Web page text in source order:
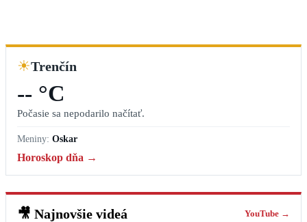
☀Trenčín
-- °C
Počasie sa nepodarilo načítať.
Meniny: Oskar
Horoskop dňa →
🎥 Najnovšie videá YouTube →